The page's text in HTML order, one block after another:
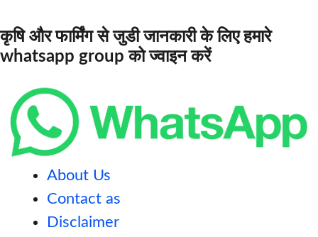
कृषि और फार्मिंग से जुडी जानकारी के लिए हमारे
whatsapp group को ज्वाइन करें
About Us
Contact as
Disclaimer